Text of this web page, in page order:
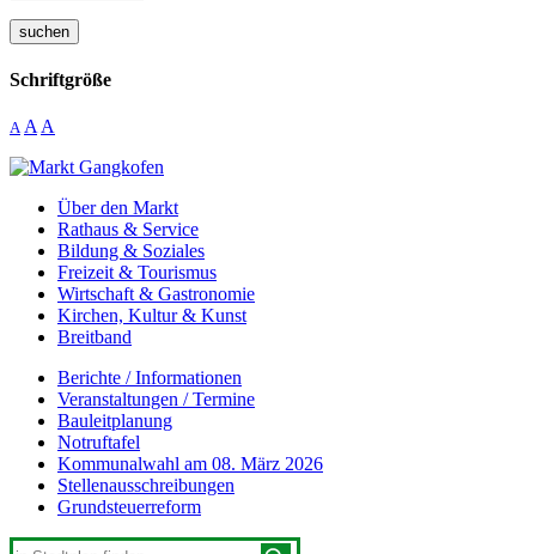
suchen
Schriftgröße
A A A
Über den Markt
Rathaus & Service
Bildung & Soziales
Freizeit & Tourismus
Wirtschaft & Gastronomie
Kirchen, Kultur & Kunst
Breitband
Berichte / Informationen
Veranstaltungen / Termine
Bauleitplanung
Notruftafel
Kommunalwahl am 08. März 2026
Stellenausschreibungen
Grundsteuerreform